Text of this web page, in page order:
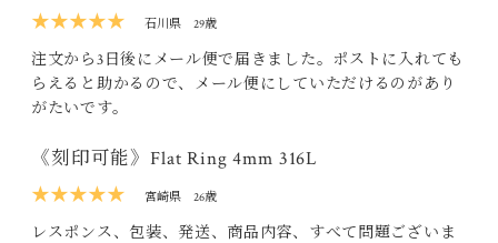
★★★★★
石川県 29歳
注文から3日後にメール便で届きました。ポストに入れても
らえると助かるので、メール便にしていただけるのがあり
がたいです。
《刻印可能》Flat Ring 4mm 316L
★★★★★
宮崎県 26歳
レスポンス、包装、発送、商品内容、すべて問題ございま